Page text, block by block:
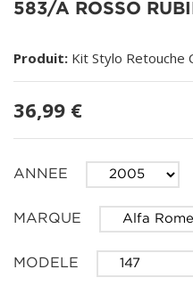
583/A ROSSO
Produit: Kit Stylo Retouche
36,99 €
ANNEE
MARQUE
MODELE